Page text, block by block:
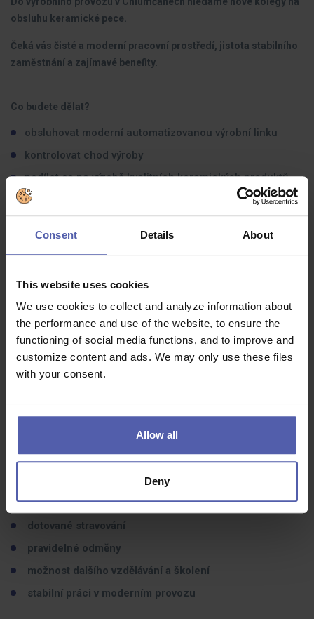
Consent Details About
This website uses cookies
We use cookies to collect and analyze information about
the performance and use of the website, to ensure the
functioning of social media functions, and to improve and
customize content and ads. We may only use these files
with your consent.
Allow all
Deny
obsluhu keramické pece.
Čeká vás čisté a moderní pracovní prostředí, jistota stabilního
zaměstnání a zajímavé benefity.
Co budete dělat?
obsluhovat moderní automatizovanou výrobní linku
kontrolovat chod výroby
podílet se na výrobě kvalitních keramických produktů
Jaké zkušenosti byste měli mít:
základní technické myšlení
ochotu pracovat na směny
Co dostanete na oplátku:
13. plat
nadstandardní příplatky
5 týdnů dovolené
benefity v hodnotě 15 900 Kč ročně
příspěvek na dovolenou i penzijní připojištění
dotované stravování
pravidelné odměny
možnost dalšího vzdělávání a školení
stabilní práci v moderním provozu